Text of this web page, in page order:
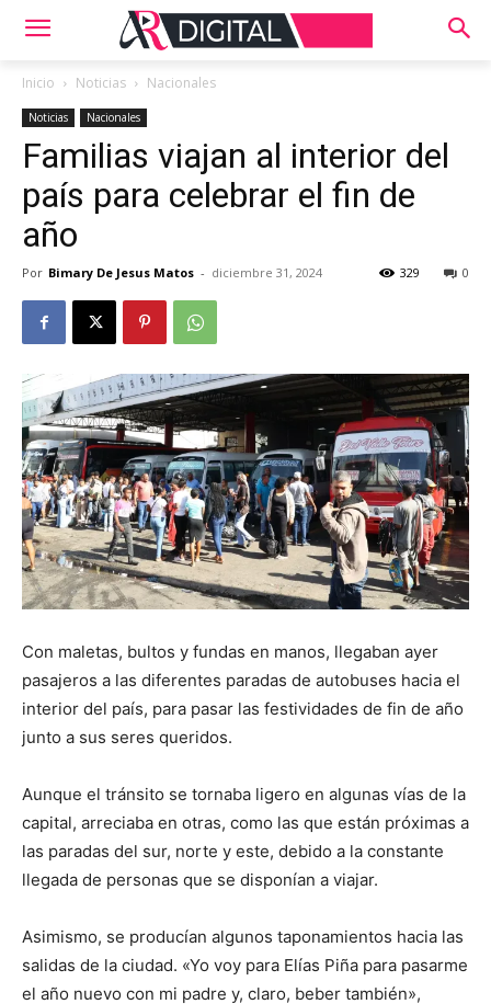
Inicio Noticias Nacionales
Noticias Nacionales
Familias viajan al interior del
país para celebrar el fin de
año
Por Bimary De Jesus Matos - diciembre 31, 2024 0
329
Con maletas, bultos y fundas en manos, llegaban ayer
pasajeros a las diferentes paradas de autobuses hacia el
interior del país, para pasar las festividades de fin de año
junto a sus seres queridos.
Aunque el tránsito se tornaba ligero en algunas vías de la
capital, arreciaba en otras, como las que están próximas a
las paradas del sur, norte y este, debido a la constante
llegada de personas que se disponían a viajar.
Asimismo, se producían algunos taponamientos hacia las
salidas de la ciudad. «Yo voy para Elías Piña para pasarme
el año nuevo con mi padre y, claro, beber también»,